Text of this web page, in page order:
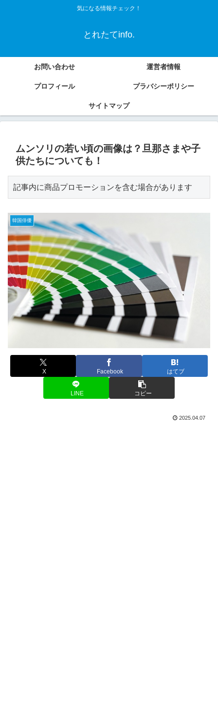
気になる情報チェック！
とれたてinfo.
お問い合わせ 運営者情報
プロフィール プラバシーポリシー
サイトマップ
ムンソリの若い頃の画像は？旦那さまや子
供たちについても！
記事内に商品プロモーションを含む場合があります
韓国俳優
X Facebook はてブ
LINE コピー
2025.04.07